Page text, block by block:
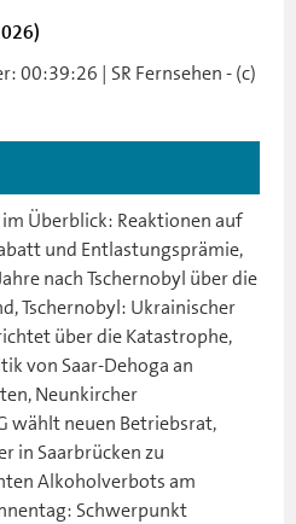
00:39:26 | SR Fernsehen - (c)
Überblick: Reaktionen auf
und Entlastungsprämie,
nach Tschernobyl über die
Tschernobyl: Ukrainischer
über die Katastrophe,
von Saar-Dehoga an
Neunkircher
wählt neuen Betriebsrat,
in Saarbrücken zu
Alkoholverbots am
Schwerpunkt